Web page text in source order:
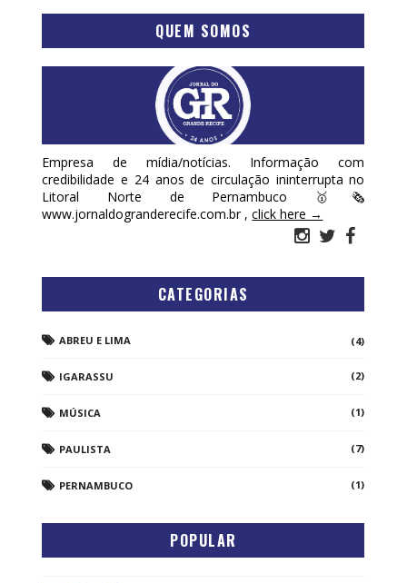
QUEM SOMOS
Empresa de mídia/notícias. Informação com
credibilidade e 24 anos de circulação ininterrupta no
Litoral Norte de Pernambuco 🥇🗞
www.jornaldogranderecife.com.br ,click here →
CATEGORIAS
ABREU E LIMA (4)
IGARASSU (2)
MÚSICA (1)
PAULISTA (7)
PERNAMBUCO (1)
POPULAR